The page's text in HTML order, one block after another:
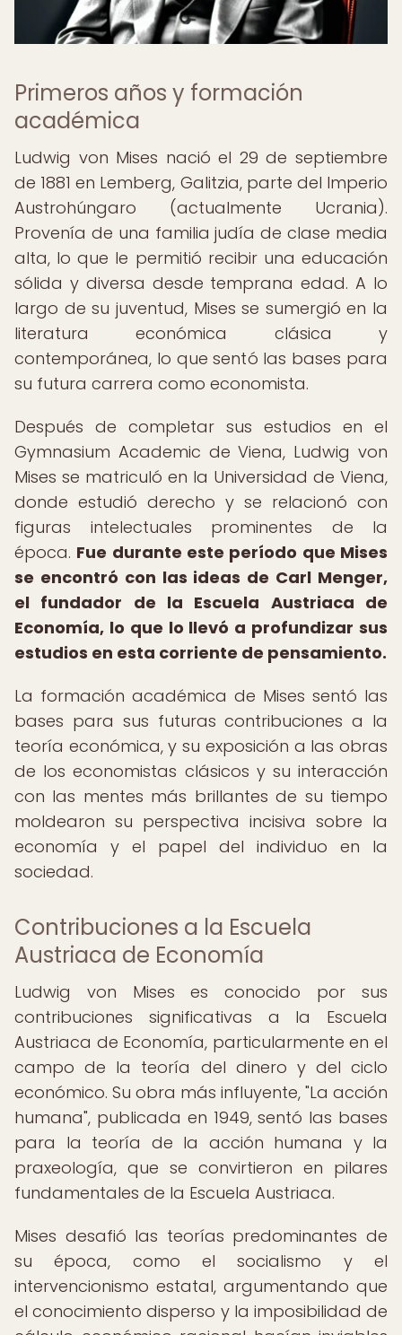
Primeros años y formación
académica
Ludwig von Mises nació el 29 de septiembre
de 1881 en Lemberg, Galitzia, parte del Imperio
Austrohúngaro (actualmente Ucrania).
Provenía de una familia judía de clase media
alta, lo que le permitió recibir una educación
sólida y diversa desde temprana edad. A lo
largo de su juventud, Mises se sumergió en la
literatura económica clásica y
contemporánea, lo que sentó las bases para
su futura carrera como economista.
Después de completar sus estudios en el
Gymnasium Academic de Viena, Ludwig von
Mises se matriculó en la Universidad de Viena,
donde estudió derecho y se relacionó con
figuras intelectuales prominentes de la
época. Fue durante este período que Mises
se encontró con las ideas de Carl Menger,
el fundador de la Escuela Austriaca de
Economía, lo que lo llevó a profundizar sus
estudios en esta corriente de pensamiento.
La formación académica de Mises sentó las
bases para sus futuras contribuciones a la
teoría económica, y su exposición a las obras
de los economistas clásicos y su interacción
con las mentes más brillantes de su tiempo
moldearon su perspectiva incisiva sobre la
economía y el papel del individuo en la
sociedad.
Contribuciones a la Escuela
Austriaca de Economía
Ludwig von Mises es conocido por sus
contribuciones significativas a la Escuela
Austriaca de Economía, particularmente en el
campo de la teoría del dinero y del ciclo
económico. Su obra más influyente, "La acción
humana", publicada en 1949, sentó las bases
para la teoría de la acción humana y la
praxeología, que se convirtieron en pilares
fundamentales de la Escuela Austriaca.
Mises desafió las teorías predominantes de
su época, como el socialismo y el
intervencionismo estatal, argumentando que
el conocimiento disperso y la imposibilidad de